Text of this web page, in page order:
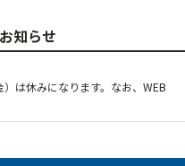
知らせ
は休みになります。なお、WEB